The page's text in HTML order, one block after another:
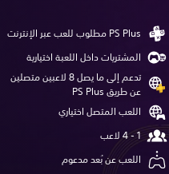
المشتريات داخل اللعبة اختيارية
تدعم إلى ما يصل 8 لاعبين متصلين
عن طريق PS Plus‏
اللعب المتصل اختياري
اللعب عن بُعد مدعوم